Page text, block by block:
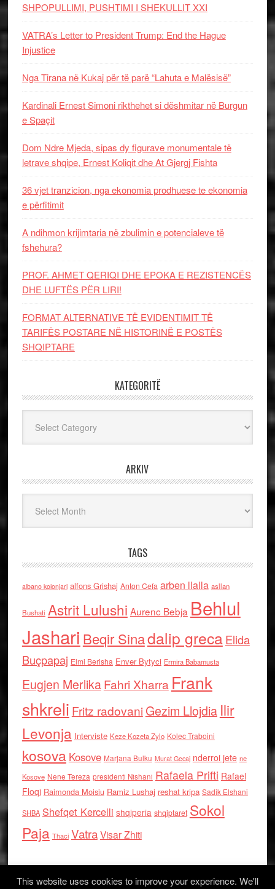
SHPOPULLIMI, PUSHTIMI I SHEKULLIT XXI
VATRA’s Letter to President Trump: End the Hague
Injustice
Nga Tirana në Kukaj për të parë “Lahuta e Malësisë”
Kardinali Ernest Simoni rikthehet si dëshmitar në Burgun
e Spaçit
Dom Ndre Mjeda, sipas dy figurave monumentale të
letrave shqipe, Ernest Koliqit dhe At Gjergj Fishta
36 vjet tranzicion, nga ekonomia prodhuese te ekonomia
e përfitimit
A ndihmon krijimtaria në zbulimin e potencialeve të
fshehura?
PROF. AHMET QERIQI DHE EPOKA E REZISTENCЁS
DHE LUFTЁS PЁR LIRI!
FORMAT ALTERNATIVE TË EVIDENTIMIT TË
TARIFËS POSTARE NË HISTORINË E POSTËS
SHQIPTARE
KATEGORITË
ARKIV
TAGS
albano kolonjari alfons Grishaj Anton Cefa arben llalla asllan
Bushati Astrit Lulushi Aurenc Bebja Behlul
Jashari Beqir Sinadalip grecaElida
Buçpapaj Elmi Berisha Enver Bytyci Ermira Babamusta
Eugjen MerlikaFahri Xharra Frank
shkreli Fritz radovaniGezim Llojdia Ilir
Levonja Interviste Keze Kozeta Zylo Kolec Traboini
kosova Kosove Marjana Bulku Murat Gecaj nderroi jete ne
Kosove Nene Tereza presidenti Nishani Rafaela Prifti Rafael
Floqi Raimonda Moisiu Ramiz Lushaj reshat kripa Sadik Elshani
SHBA Shefqet Kercelli shqiperia shqiptaret Sokol
Paja Thaci VatraVisar Zhiti
This website uses cookies to improve your experience. We'll